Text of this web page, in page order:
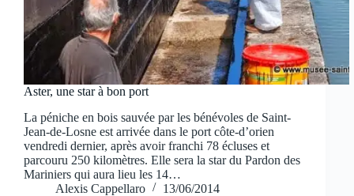
Aster, une star à bon port
La péniche en bois sauvée par les bénévoles de Saint-
Jean-de-Losne est arrivée dans le port côte-d’orien
vendredi dernier, après avoir franchi 78 écluses et
parcouru 250 kilomètres. Elle sera la star du Pardon des
Mariniers qui aura lieu les 14…
Alexis Cappellaro
13/06/2014